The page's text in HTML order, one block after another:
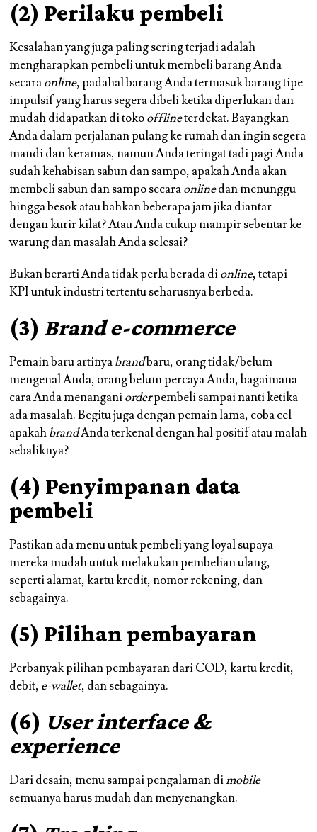
(2) Perilaku pembeli
Kesalahan yang juga paling sering terjadi adalah
mengharapkan pembeli untuk membeli barang Anda
secaraonline, padahal barang Anda termasuk barang tipe
impulsif yang harus segera dibeli ketika diperlukan dan
mudah didapatkan di tokoofflineterdekat. Bayangkan
Anda dalam perjalanan pulang ke rumah dan ingin segera
mandi dan keramas, namun Anda teringat tadi pagi Anda
sudah kehabisan sabun dan sampo, apakah Anda akan
membeli sabun dan sampo secaraonlinedan menunggu
hingga besok atau bahkan beberapa jam jika diantar
dengan kurir kilat? Atau Anda cukup mampir sebentar ke
warung dan masalah Anda selesai?
Bukan berarti Anda tidak perlu berada dionline, tetapi
KPI untuk industri tertentu seharusnya berbeda.
(3) Brand e-commerce
Pemain baru artinyabrandbaru, orang tidak/belum
mengenal Anda, orang belum percaya Anda, bagaimana
cara Anda menanganiorderpembeli sampai nanti ketika
ada masalah. Begitu juga dengan pemain lama, coba cel
apakahbrandAnda terkenal dengan hal positif atau malah
sebaliknya?
(4) Penyimpanan data
pembeli
Pastikan ada menu untuk pembeli yang loyal supaya
mereka mudah untuk melakukan pembelian ulang,
seperti alamat, kartu kredit, nomor rekening, dan
sebagainya.
(5) Pilihan pembayaran
Perbanyak pilihan pembayaran dari COD, kartu kredit,
debit, e-wallet, dan sebagainya.
(6) User interface &
experience
Dari desain, menu sampai pengalaman dimobile
semuanya harus mudah dan menyenangkan.